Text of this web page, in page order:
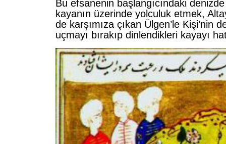
Bu efsanenin başlangıcındaki
kayanın üzerinde yolculuk etmek,
de karşımıza çıkan Ülgen’le Kişi’nin
uçmayı bırakıp dinlendikleri kayayı